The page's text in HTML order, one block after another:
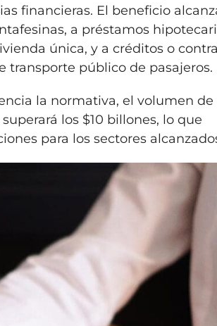
financieras. El beneficio
a préstamos
única, y a créditos o
transporte público de pasajeros.
la normativa, el volumen de
los $10 billones, lo que
para los sectores